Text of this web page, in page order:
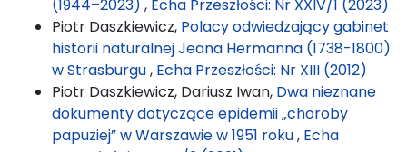
(1944–2023) , Echa Przeszłości: Nr XXIV/1 (2023)
Piotr Daszkiewicz, Polacy odwiedzający gabinet
historii naturalnej Jeana Hermanna (1738-1800)
w Strasburgu, Echa Przeszłości: Nr XIII (2012)
Piotr Daszkiewicz, Dariusz Iwan, Dwa nieznane
dokumenty dotyczące epidemii „choroby
papuziej” w Warszawie w 1951 roku, Echa